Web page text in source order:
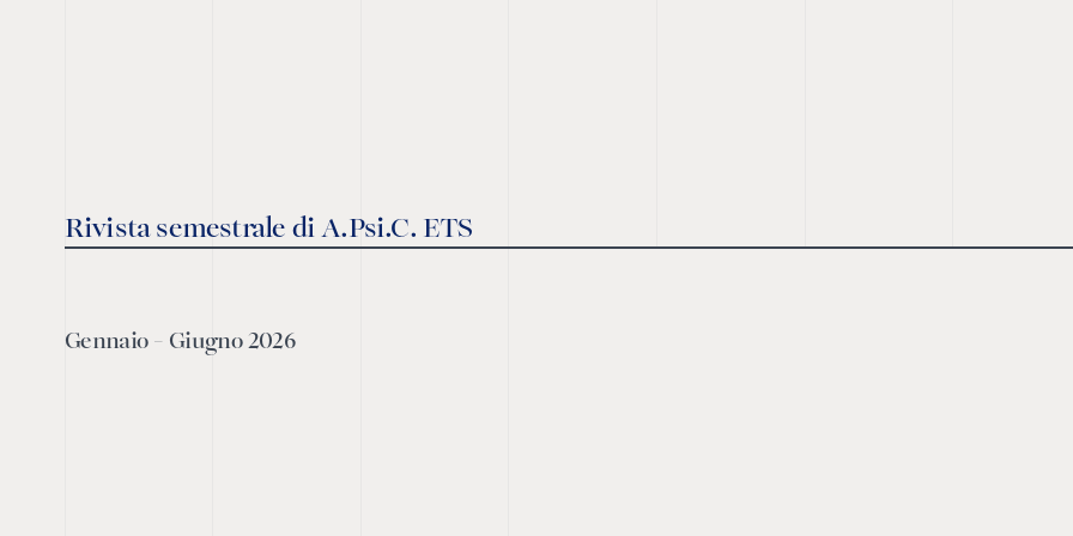
Rivista semestrale di A.Psi.C. ETS
Gennaio - Giugno 2026